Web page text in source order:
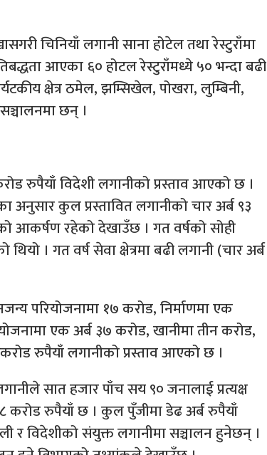
चिनियाँ लगानी साना होटेल तथा रेस्टुराँमा
आएका ६० होटल रेस्टुराँमध्ये ५० भन्दा बढी
क्षेत्र ठमेल, झम्सिखेल, पोखरा, लुम्बिनी,
छन् ।
रुपैयाँ विदेशी लगानीको प्रस्ताव आएको छ ।
अनुसार कुल प्रस्तावित लगानीको चार अर्ब ९३
आकर्षण रहेको देखाउँछ । गत वर्षको सोही
। गत वर्ष सेवा क्षेत्रमा बढी लगानी (चार अर्ब
परियोजनामा १७ करोड, निर्माणमा एक
एक अर्ब ३७ करोड, खानीमा तीन करोड,
करोड रुपैयाँ लगानीको प्रस्ताव आएको छ ।
सात हजार पाँच सय ९० जनालाई प्रत्यक्ष
करोड रुपैयाँ छ । कुल पुँजीमा डेढ अर्ब रुपैयाँ
र विदेशीको संयुक्त लगानीमा सञ्चालन हुनेछन् ।